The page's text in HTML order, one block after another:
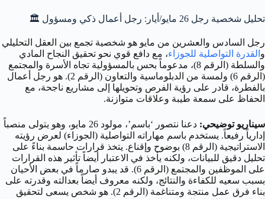
تحليل شخصية رجل 26 مايو/أيار: رجل أعمال ذكي ومسؤول 🏛️
رجل السادس والعشرين من مايو هو شخصية تجمع بين العقل التحليلي
و القدرة التواصلية للجوزاء، مع دافع قوي نحو تحقيق النجاح المادي
والسلطة (الرقم 8)، مدعوماً بحس بالمسؤولية تجاه الأسرة والمجتمع
(الرقم 6) ولمسة من الدبلوماسية والتعاون (الرقم 2). هو رجل أعمال
بالفطرة، قادر على رؤية الفرص وتحويلها إلى مشاريع ناجحة، مع
الحفاظ على سمعة طيبة وعلاقات متوازنة.
سيناريو توضيحي:
دعنا نتصور ‘باسم’، مولود 26 مايو، وهو يتولى منصباً
إدارياً رفيعاً. يستخدم باسم مهاراته التواصلية (الجوزاء) لعرض رؤيته
الاستراتيجية (الرقم 8) بوضوح وإقناع. يتخذ قرارات حاسمة بناءً على
تحليل دقيق للبيانات، ولكنه يأخذ في الاعتبار أيضاً تأثير هذه القرارات
على الموظفين والمجتمع (الرقم 6). قد يبدو صارماً في بعض الأحيان
بسبب سعيه للكفاءة والنتائج، ولكنه معروف أيضاً بعدالته وقدرته على
بناء فرق عمل منتجة ومتناغمة (الرقم 2). هو شخص يسعى لتحقيق